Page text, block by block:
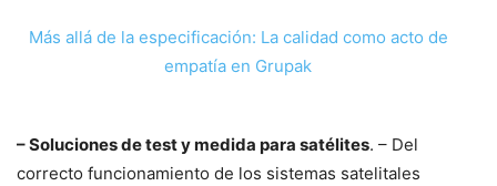
Más allá de la especificación: La calidad como acto de
empatía en Grupak
– Soluciones de test y medida para satélites. – Del
correcto funcionamiento de los sistemas satelitales